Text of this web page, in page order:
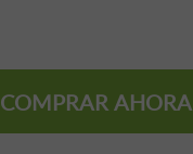
COMPRAR AHORA